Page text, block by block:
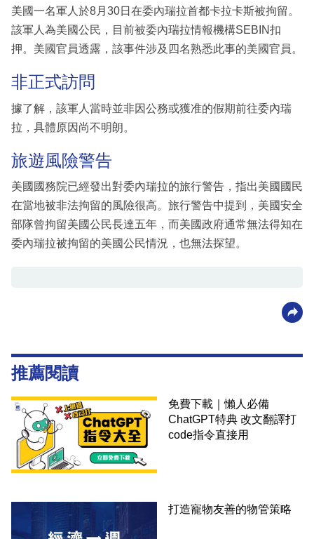
區
美國一名軍人於8月30日在委內瑞拉首都卡拉卡斯被拘留。
該軍人為美國公民，目前被委內瑞拉情報機構SEBIN扣
押。美國官員透露，該事件涉及四名熟悉此事的美國官員。
非正式訪問
據了解，該軍人當時並非因公務或獲准的假期前往委內瑞
拉，具體原因尚不明朗。
旅遊風險警告
美國國務院已經發出對委內瑞拉的旅行警告，指出美國國民
在當地被非法拘留的風險很高。旅行警告中提到，美國安全
部隊曾拘留美國公民長達五年，而美國政府通常無法得知在
委內瑞拉被拘留的美國公民情況，也無法探望。
推薦閱讀
免費下載｜懶人必備
ChatGPT特典 改文翻譯打
code指令直接用
打造寵物友善的物管策略